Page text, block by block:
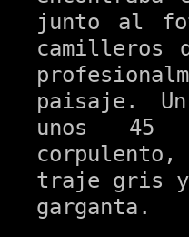
junto al
camilleros
paisaje.
unos 45
traje gris
garganta.